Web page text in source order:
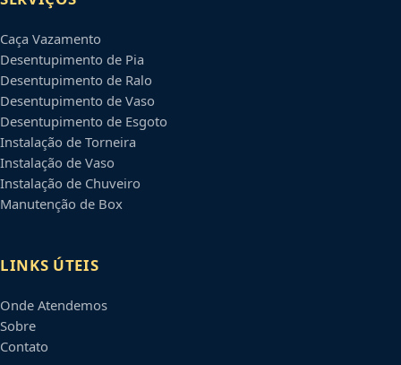
Caça Vazamento
Desentupimento de Pia
Desentupimento de Ralo
Desentupimento de Vaso
Desentupimento de Esgoto
Instalação de Torneira
Instalação de Vaso
Instalação de Chuveiro
Manutenção de Box
LINKS ÚTEIS
Onde Atendemos
Sobre
Contato